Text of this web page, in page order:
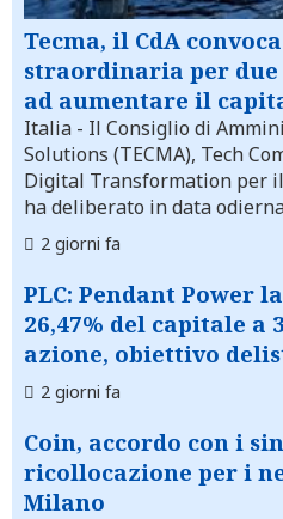
Tecma, il CdA
straordinaria per due
ad aumentare il
Italia - Il Consiglio di
Solutions (TECMA), Tech
Digital Transformation per
ha deliberato in data
2 giorni fa
PLC: Pendant Power
26,47% del capitale a
azione, obiettivo
2 giorni fa
Coin, accordo con i
ricollocazione per i
Milano